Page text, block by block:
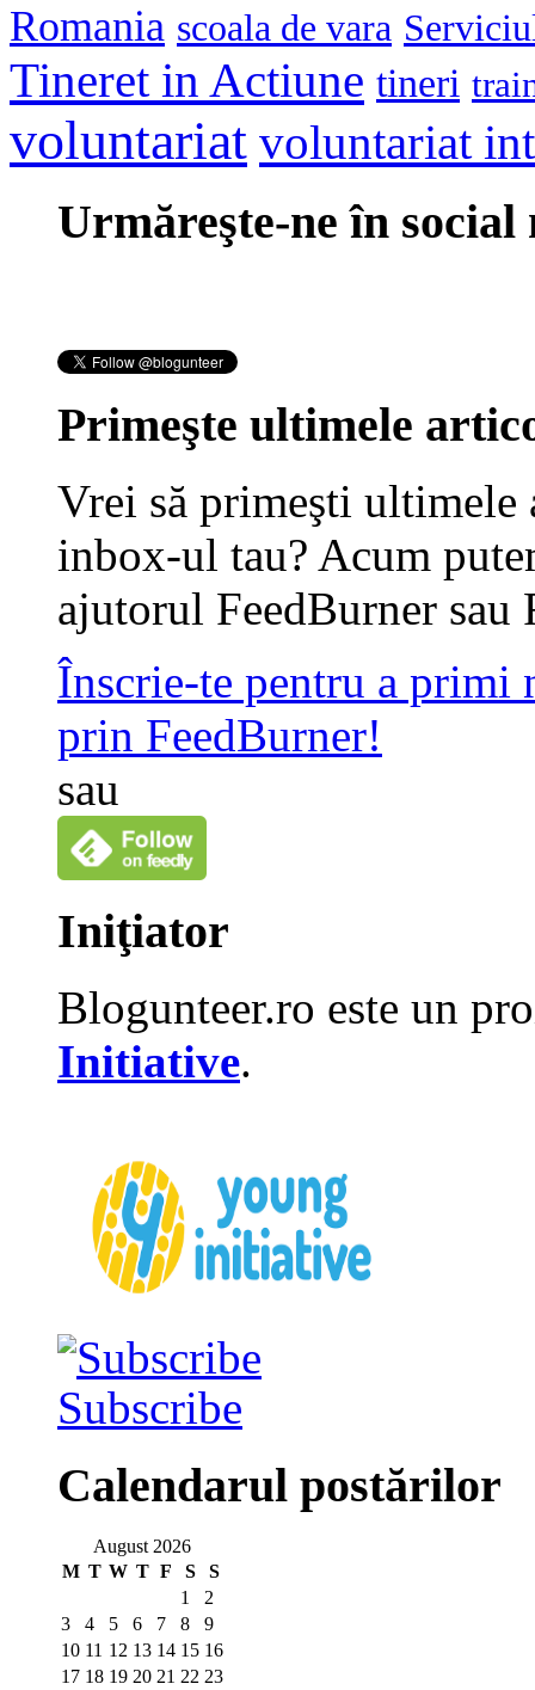
Romania scoala de vara
Tineret in Actiune tineri
voluntariat voluntariat
Urmăreşte-ne în social
Primeşte ultimele
Vrei să primeşti
inbox-ul tau? Acum
ajutorul FeedBurner sau
Înscrie-te pentru a primi
prin FeedBurner!
sau
Iniţiator
Blogunteer.ro este un
Initiative.
Subscribe
Calendarul postărilor
August 2026
M T W T F S
S
1
2
3
4 5 6 7 8
9
10 11 12 13 14 15 16
17 18 19 20 21 22 23